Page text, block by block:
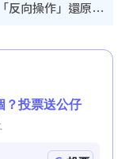
WhatsApp預設貼圖點刪？揭1招「反向操作」還原簡潔介面 附3步實測教學